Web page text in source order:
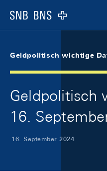
Logo
Geldpolitisch wichtige
Geldpolitisch
16.
16. September 2024